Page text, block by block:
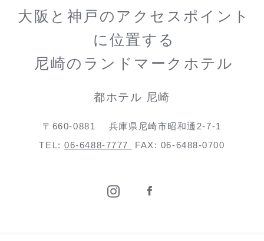
大阪と神戸のアクセスポイント
に位置する
尼崎のランドマークホテル
都ホテル 尼崎
〒660-0881
兵庫県尼崎市昭和通2-7-1
TEL:06-6488-7777 FAX: 06-6488-0700